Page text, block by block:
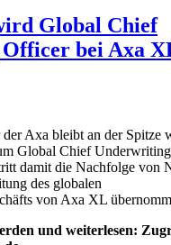
Global Chief
bei Axa
Axa bleibt an der Spitze
Global Chief
damit die Nachfolge von
des globalen
von Axa XL
und weiterlesen: